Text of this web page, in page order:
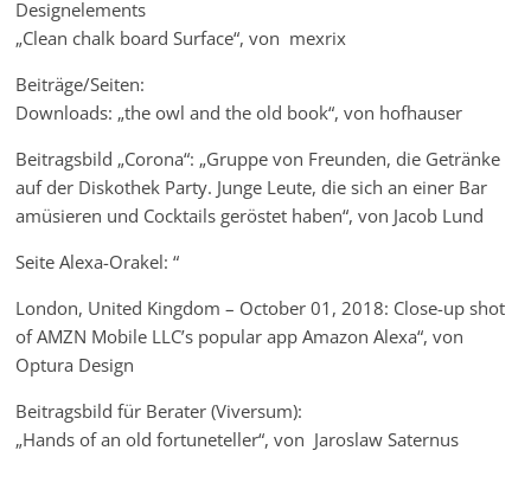
Designelements
„Clean chalk board Surface“, von mexrix
Beiträge/Seiten:
Downloads: „the owl and the old book“, von hofhauser
Beitragsbild „Corona“: „Gruppe von Freunden, die Getränke
auf der Diskothek Party. Junge Leute, die sich an einer Bar
amüsieren und Cocktails geröstet haben“, von Jacob Lund
Seite Alexa-Orakel: “
London, United Kingdom – October 01, 2018: Close-up shot
of AMZN Mobile LLC’s popular app Amazon Alexa“, von
Optura Design
Beitragsbild für Berater (Viversum):
„Hands of an old fortuneteller“, von Jaroslaw Saternus